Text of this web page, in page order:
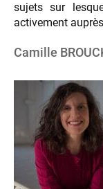
sujets sur
activement
Camille